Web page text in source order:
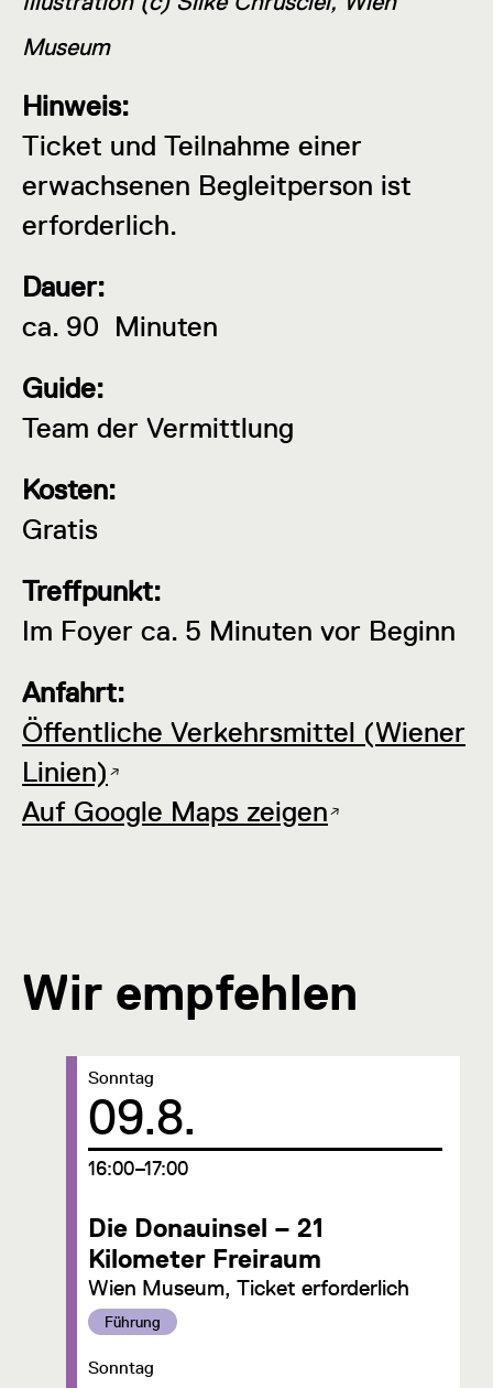
Museum
Hinweis:
Ticket und Teilnahme einer
erwachsenen Begleitperson ist
erforderlich.
Dauer:
ca. 90 Minuten
Guide:
Team der Vermittlung
Kosten:
Gratis
Treffpunkt:
Im Foyer ca. 5 Minuten vor Beginn
Anfahrt:
Öffentliche Verkehrsmittel (Wiener
Linien)
Auf Google Maps zeigen
Wir empfehlen
Die Donauinsel – 21
Kilometer Freiraum
Wien Museum, Ticket erforderlich
Kategorie:
Führung
Datum:
09.8.
Sonntag
um
16:00–17:00
Datum:
Sonntag